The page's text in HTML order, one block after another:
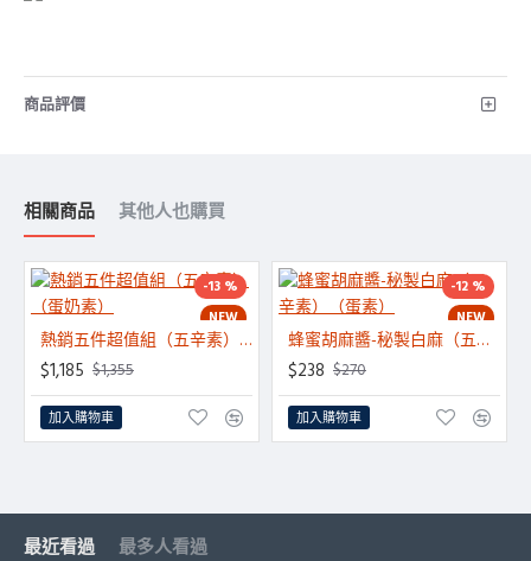
商品評價
相關商品 其他人也購買
NEW
-13 %
熱銷五件超值組（五辛素）（蛋奶素）
$1,185 $1,355
加入購物車
NEW
HOT
-12 %
蜂蜜胡麻醬-秘製白麻（五辛素）（蛋素）
$238 $270
加入購物車
最近看過 最多人看過